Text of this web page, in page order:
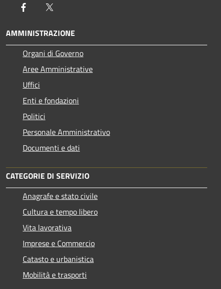
Facebook
AMMINISTRAZIONE
Organi di Governo
Aree Amministrative
Uffici
Enti e fondazioni
Politici
Personale Amministrativo
Documenti e dati
CATEGORIE DI SERVIZIO
Anagrafe e stato civile
Cultura e tempo libero
Vita lavorativa
Imprese e Commercio
Catasto e urbanistica
Mobilità e trasporti